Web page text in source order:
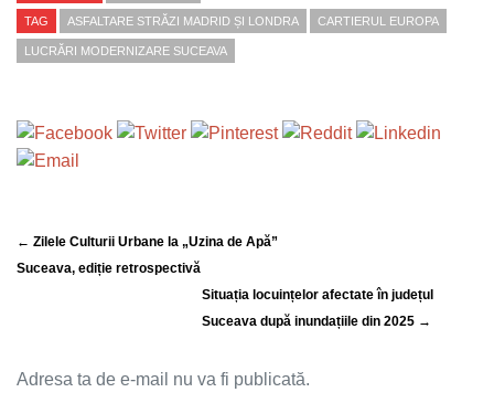
TAG ASFALTARE STRĂZI MADRID ȘI LONDRA CARTIERUL EUROPA
LUCRĂRI MODERNIZARE SUCEAVA
← Zilele Culturii Urbane la „Uzina de Apă”
Suceava, ediție retrospectivă
Situația locuințelor afectate în județul
Suceava după inundațiile din 2025 →
Adresa ta de e-mail nu va fi publicată.